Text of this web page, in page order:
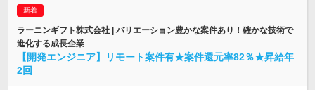
ラーニンギフト株式会社 | バリエーション豊かな案件あり！確かな技術で
進化する成長企業
【開発エンジニア】リモート案件有★案件還元率82％★昇給年
2回